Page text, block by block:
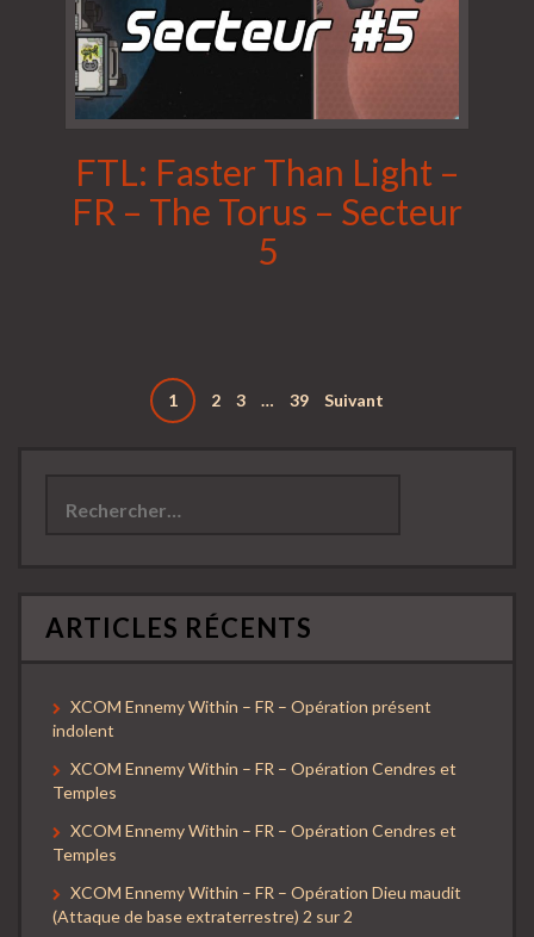
FTL: Faster Than Light –
FR – The Torus – Secteur
5
Pagination
1 2 3 … 39 Suivant
ARTICLES RÉCENTS
XCOM Ennemy Within – FR – Opération présent
indolent
XCOM Ennemy Within – FR – Opération Cendres et
Temples
XCOM Ennemy Within – FR – Opération Cendres et
Temples
XCOM Ennemy Within – FR – Opération Dieu maudit
(Attaque de base extraterrestre) 2 sur 2